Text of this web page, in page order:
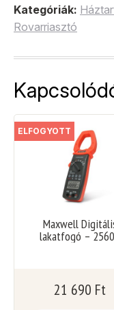
Kategóriák:
Rovarriasztó
ELFOGYOTT
Maxwell
lakatfogó –
21 690 Ft